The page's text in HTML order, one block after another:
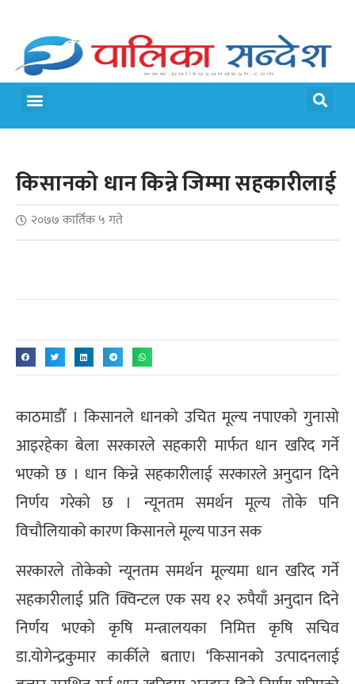
किसानको धान किन्ने जिम्मा सहकारीलाई
२०७७ कार्तिक ५ गते
काठमाडौँ । किसानले धानको उचित मूल्य नपाएको गुनासो
आइरहेका बेला सरकारले सहकारी मार्फत धान खरिद गर्ने
भएको छ । धान किन्ने सहकारीलाई सरकारले अनुदान दिने
निर्णय गरेको छ । न्यूनतम समर्थन मूल्य तोके पनि
विचौलियाको कारण किसानले मूल्य पाउन सक
सरकारले तोकेको न्यूनतम समर्थन मूल्यमा धान खरिद गर्ने
सहकारीलाई प्रति क्विन्टल एक सय १२ रुपैयाँ अनुदान दिने
निर्णय भएको कृषि मन्त्रालयका निमित्त कृषि सचिव
डा.योगेन्द्रकुमार कार्कीले बताए। ‘किसानको उत्पादनलाई